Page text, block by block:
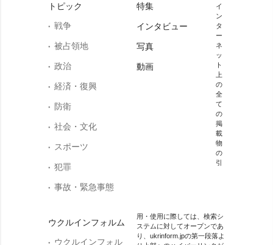
トピック
戦争
被占領地
政治
経済・復興
防衛
社会・文化
スポーツ
犯罪
事故・緊急事態
ウクルインフォルム
ウクルインフォル
特集
インタビュー
写真
動画
イ
ン
タ
ー
ネ
ッ
ト
上
の
全
て
の
掲
載
物
の
引
用・使用に際しては、検索シ
ステムに対してオープンであ
り、ukrinform.jpの第一段落よ